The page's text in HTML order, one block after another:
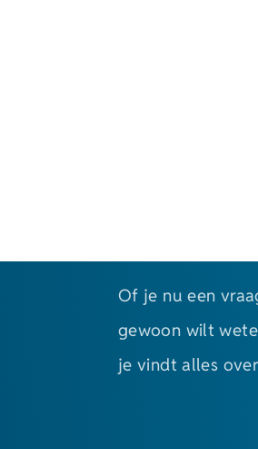
Of je nu een
gewoon wilt
je vindt alles